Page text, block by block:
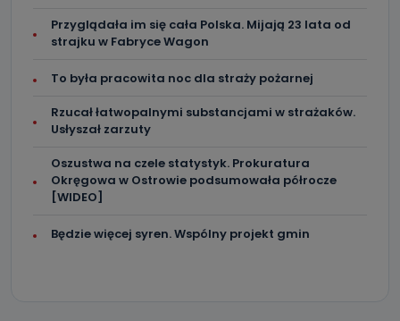
Przyglądała im się cała Polska. Mijają 23 lata od
strajku w Fabryce Wagon
To była pracowita noc dla straży pożarnej
Rzucał łatwopalnymi substancjami w strażaków.
Usłyszał zarzuty
Oszustwa na czele statystyk. Prokuratura
Okręgowa w Ostrowie podsumowała półrocze
[WIDEO]
Będzie więcej syren. Wspólny projekt gmin